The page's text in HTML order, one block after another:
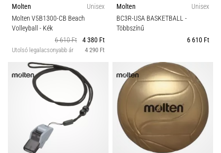
Molten
Unisex
Molten V5B1300-CB Beach
Volleyball - Kék
6 610 Ft
4 380 Ft
Utolsó legalacsonyabb ár 4 290 Ft
Molten
Unisex
BC3R-USA BASKETBALL -
Többszínű
6 610 Ft